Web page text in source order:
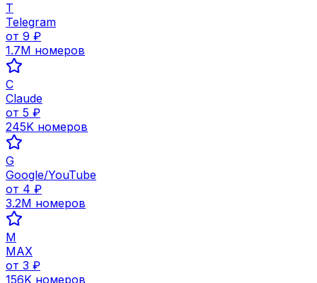
T
Telegram
от 9 ₽
1.7M номеров
C
Claude
от 5 ₽
245K номеров
G
Google/YouTube
от 4 ₽
3.2M номеров
M
MAX
от 3 ₽
156K номеров